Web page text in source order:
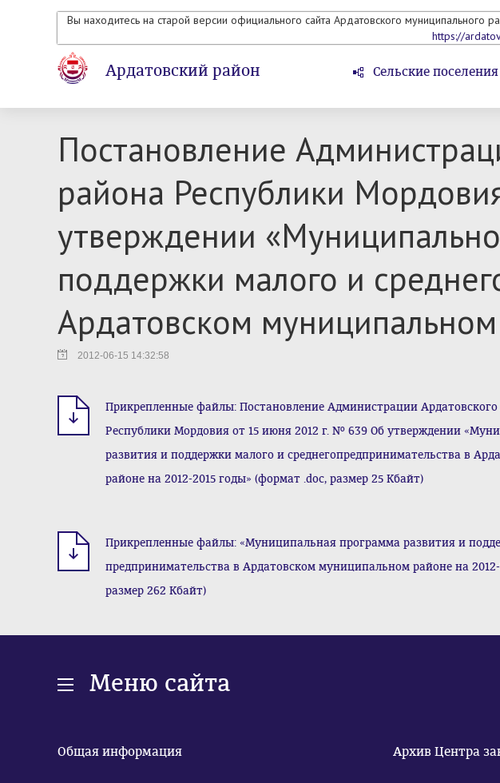
Вы находитесь на старой версии официального сайта Ардатовского
https://
Ардатовский район Сельские поселения
Постановление
района Республики
утверждении
поддержки малого и
Ардатовском
2012-06-15 14:32:58
Прикрепленные файлы: Постановление Администрации
Республики Мордовия от 15 июня 2012 г. № 639 Об утверждении
развития и поддержки малого и среднегопредпринимательства в
районе на 2012-2015 годы» (формат .doc, размер 25 Кбайт)
Прикрепленные файлы: «Муниципальная программа развития и
предпринимательства в Ардатовском муниципальном районе на
размер 262 Кбайт)
Меню сайта
Общая информация Архив Центра